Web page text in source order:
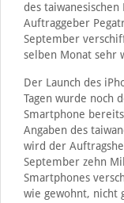
des
Auftraggeber
September
selben Monat sehr
Der Launch des
Tagen wurde noch
Smartphone
Angaben des
wird der
September zehn
Smartphones
wie gewohnt, nicht